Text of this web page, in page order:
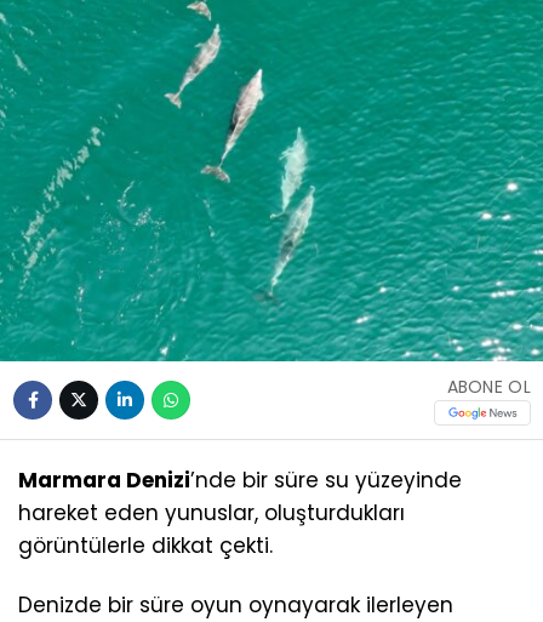
ABONE OL
Marmara Denizi’nde bir süre su yüzeyinde
hareket eden yunuslar, oluşturdukları
görüntülerle dikkat çekti.
Denizde bir süre oyun oynayarak ilerleyen